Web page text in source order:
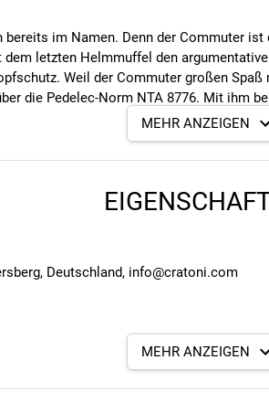
bereits im Namen. Denn der Commuter
letzten Helmmuffel den
Weil der Commuter großen
die Pedelec-Norm NTA 8776. Mit ihm
nicht zuletzt dank seinemMEHR ANZEIGEN
Deutschland, info@cratoni.com
MEHR ANZEIGEN